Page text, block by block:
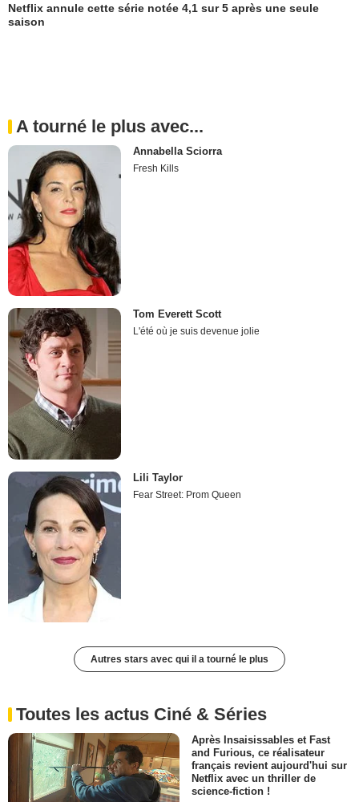
Netflix annule cette série notée 4,1 sur 5 après une seule
saison
A tourné le plus avec...
Annabella Sciorra
Fresh Kills
Tom Everett Scott
L'été où je suis devenue jolie
Lili Taylor
Fear Street: Prom Queen
Autres stars avec qui il a tourné le plus
Toutes les actus Ciné & Séries
Après Insaisissables et Fast
and Furious, ce réalisateur
français revient aujourd'hui sur
Netflix avec un thriller de
science-fiction !